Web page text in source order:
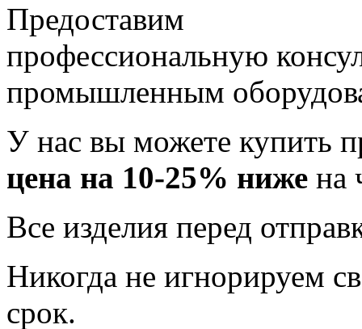
Предоставим
профессиональную
промышленным
У нас вы можете купить
цена на 10-25% ниже на
Все изделия перед
Никогда не игнорируем
срок.